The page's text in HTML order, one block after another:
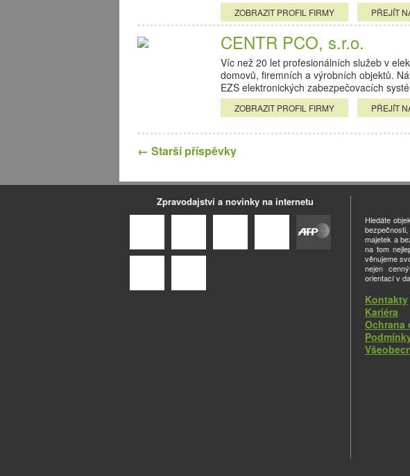
ZOBRAZIT PROFIL FIRMY PŘEJÍT
CENTR PCO, s.r.o.
Víc než 20 let profesionálních služeb v
domovů, firemních a výrobních objektů.
EZS elektronických zabezpečovacích
ZOBRAZIT PROFIL FIRMY PŘEJÍT
← Starší příspěvky
Zpravodajství a novinky na internetu
Hledáte
majetek a
na tom
věnujeme
nejen
orientací v
Kontakty
Kariéra
Ochrana